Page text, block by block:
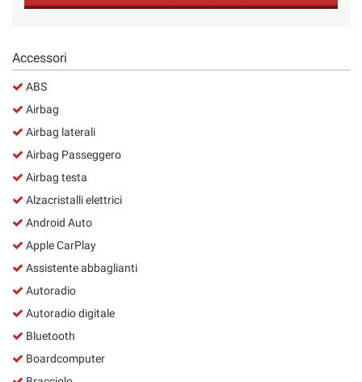
Accessori
ABS
Airbag
Airbag laterali
Airbag Passeggero
Airbag testa
Alzacristalli elettrici
Android Auto
Apple CarPlay
Assistente abbaglianti
Autoradio
Autoradio digitale
Bluetooth
Boardcomputer